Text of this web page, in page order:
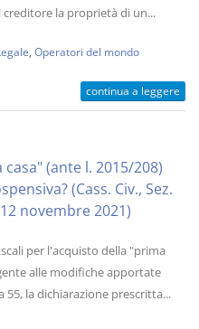
la proprietà di un...
Operatori del mondo
continua a leggere
(ante l. 2015/208)
(Cass. Civ., Sez.
novembre 2021)
per l'acquisto della "prima
alle modifiche apportate
55, la dichiarazione prescritta...